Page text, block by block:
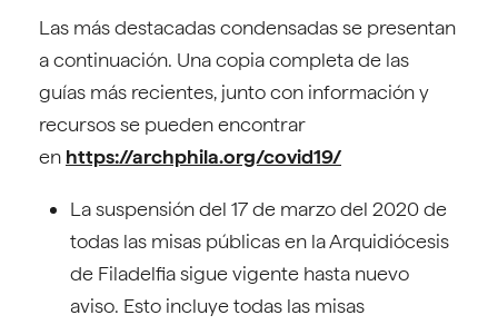
Las más destacadas condensadas se presentan
a continuación. Una copia completa de las
guías más recientes, junto con información y
recursos se pueden encontrar
en https://archphila.org/covid19/
La suspensión del 17 de marzo del 2020 de
todas las misas públicas en la Arquidiócesis
de Filadelfia sigue vigente hasta nuevo
aviso. Esto incluye todas las misas